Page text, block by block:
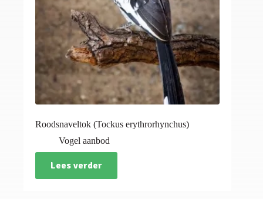
Roodsnaveltok (Tockus erythrorhynchus)
Vogel aanbod
Lees verder